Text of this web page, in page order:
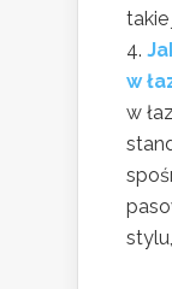
takie
w
w